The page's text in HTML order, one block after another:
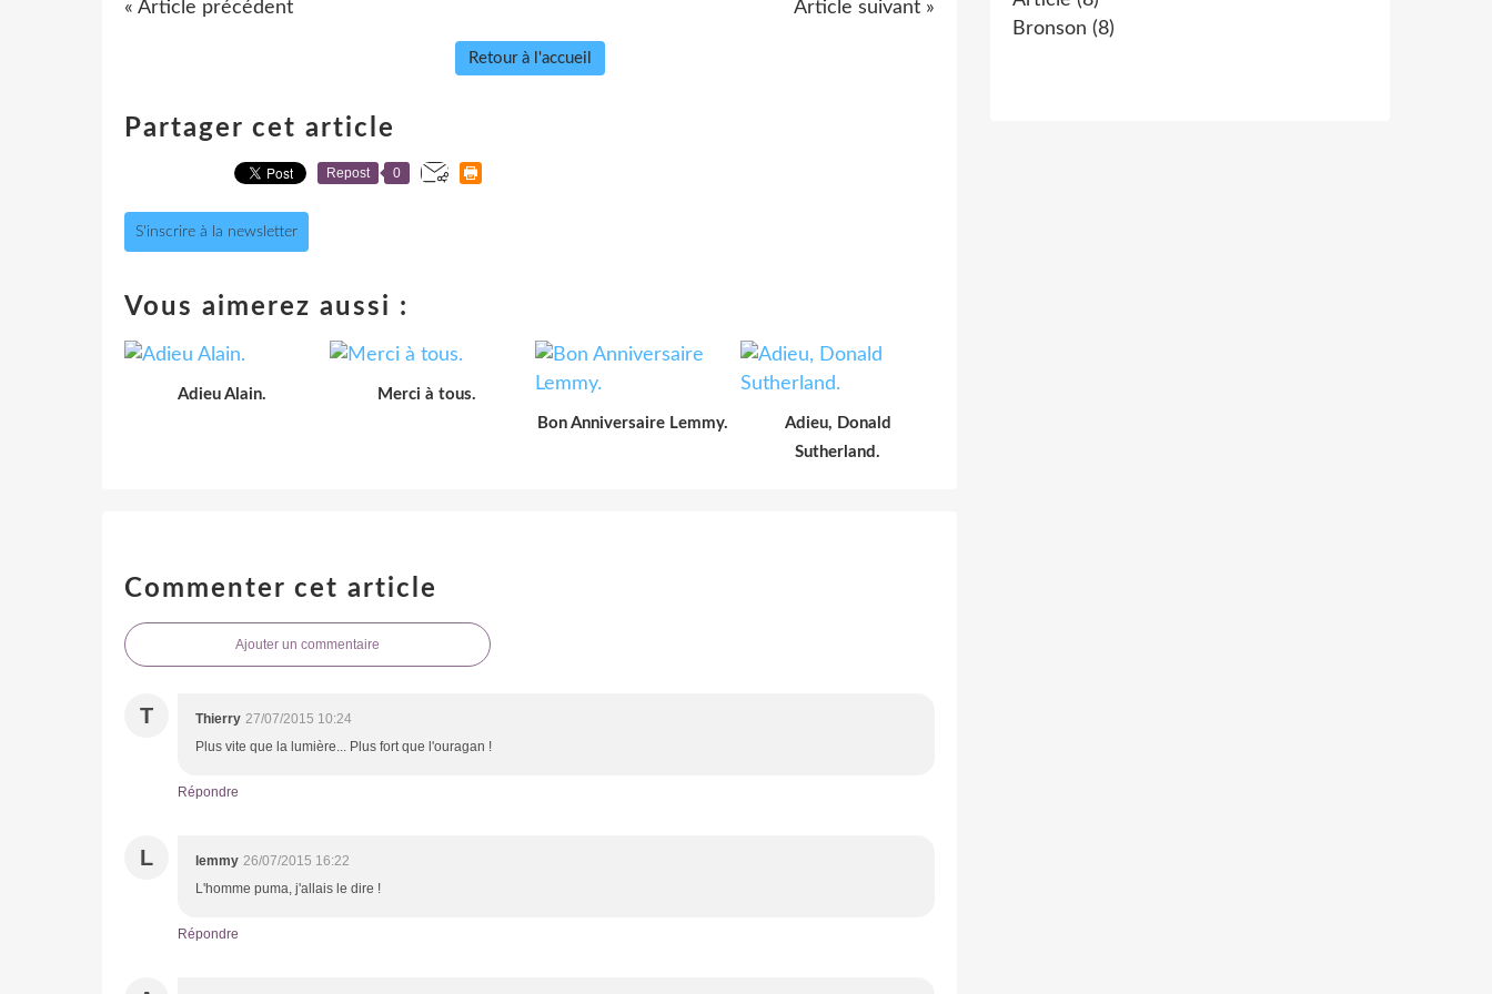
« Article précédent Article suivant »
Retour à l'accueil
Partager cet article
Repost 0
S'inscrire à la newsletter
Vous aimerez aussi :
Adieu Alain.
Merci à tous.
Bon Anniversaire Lemmy.
Adieu, Donald
Sutherland.
Commenter cet article
Ajouter un commentaire
T Thierry 27/07/2015 10:24
Plus vite que la lumière... Plus fort que l'ouragan !
Répondre
L lemmy 26/07/2015 16:22
L'homme puma, j'allais le dire !
Répondre
Bronson (8)